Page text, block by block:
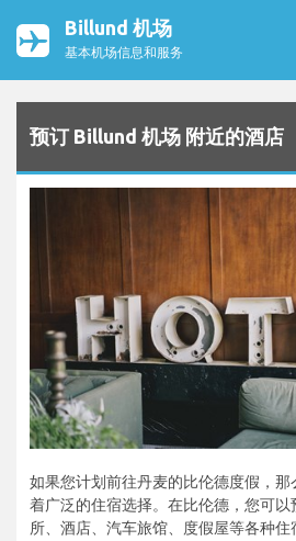
Billund 机场
基本机场信息和服务
预订 Billund 机场 附近的酒店
如果您计划前往丹麦的比伦德度假，
着广泛的住宿选择。在比伦德，您可
所、酒店、汽车旅馆、度假屋等各种